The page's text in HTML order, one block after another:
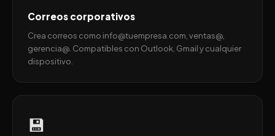
Correos corporativos
Crea correos como info@tuempresa.com, ventas@,
gerencia@. Compatibles con Outlook, Gmail y cualquier
dispositivo.
💾